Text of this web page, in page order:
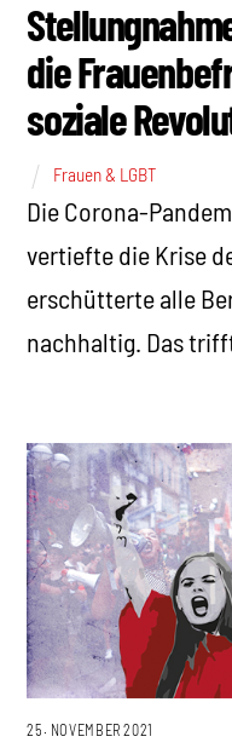
die
soziale
Frauen & LGBT
Die Corona-
vertiefte die Krise
erschütterte alle
nachhaltig. Das
25. NOVEMBER 2021